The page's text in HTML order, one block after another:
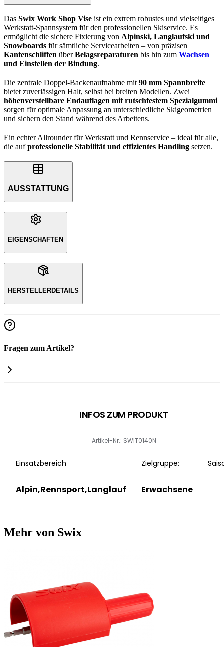
Das Swix Work Shop Vise ist ein extrem robustes und vielseitiges
Werkstatt-Spannsystem für den professionellen Skiservice. Es
ermöglicht die sichere Fixierung von Alpinski, Langlaufski und
Snowboards für sämtliche Servicearbeiten – von präzisen
Kantenschliffen überBelagsreparaturen bis hin zum Wachsen
und Einstellen der Bindung.
Die zentrale Doppel-Backenaufnahme mit 90 mm Spannbreite
bietet zuverlässigen Halt, selbst bei breiten Modellen. Zwei
höhenverstellbare Endauflagen mit rutschfestem Spezialgummi
sorgen für optimale Anpassung an unterschiedliche Skigeometrien
und sichern den Stand während des Arbeitens.
Ein echter Allrounder für Werkstatt und Rennservice – ideal für alle,
die aufprofessionelle Stabilität und effizientes Handling setzen.
AUSSTATTUNG
EIGENSCHAFTEN
HERSTELLERDETAILS
Fragen zum Artikel?
INFOS ZUM PRODUKT
Artikel-Nr.: SWIT0140N
Einsatzbereich
Alpin,Rennsport,Langlauf
Zielgruppe:
Erwachsene
Mehr von Swix